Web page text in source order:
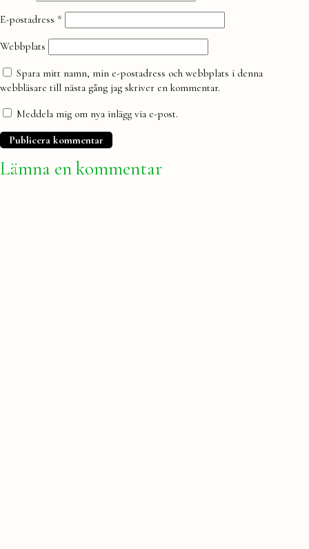
E-postadress *
Webbplats
Spara mitt namn, min e-postadress och webbplats i denna
webbläsare till nästa gång jag skriver en kommentar.
Meddela mig om nya inlägg via e-post.
Lämna en kommentar